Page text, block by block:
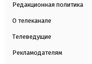
Редакционная политика
О телеканале
Телеведущие
Рекламодателям